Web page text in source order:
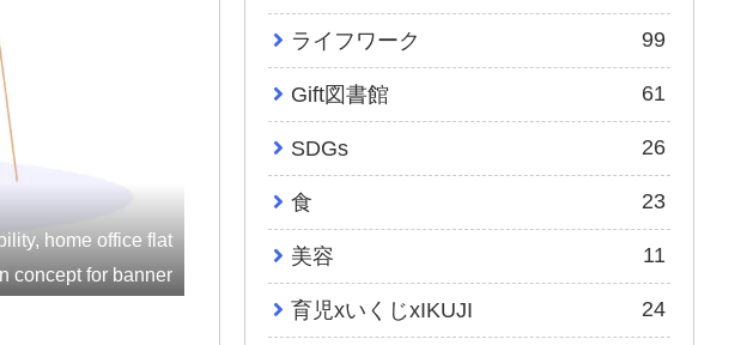
home office flat
concept for banner
ライフワーク 99
Gift図書館 61
SDGs 26
食 23
美容 11
育児xいくじxIKUJI 24